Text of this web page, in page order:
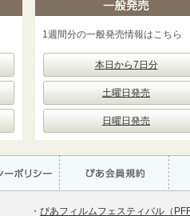
1週間分の一般発売情報はこちら
本日から7日分
土曜日発売
日曜日発売
・ ぴあフィルムフェスティバル（